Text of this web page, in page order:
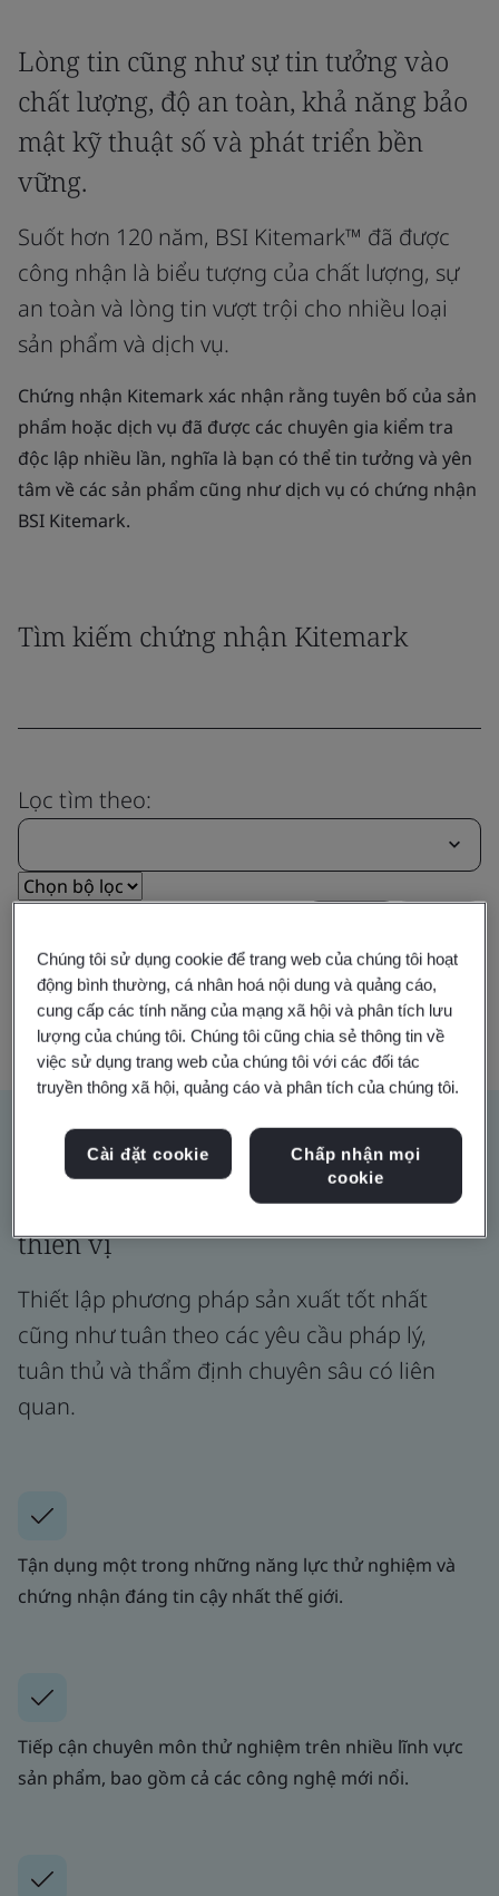
Lòng tin cũng như sự tin tưởng vào
chất lượng, độ an toàn, khả năng bảo
mật kỹ thuật số và phát triển bền
vững.
Suốt hơn 120 năm, BSI Kitemark™ đã được
công nhận là biểu tượng của chất lượng, sự
an toàn và lòng tin vượt trội cho nhiều loại
sản phẩm và dịch vụ.
Chứng nhận Kitemark xác nhận rằng tuyên bố của sản
phẩm hoặc dịch vụ đã được các chuyên gia kiểm tra
độc lập nhiều lần, nghĩa là bạn có thể tin tưởng và yên
tâm về các sản phẩm cũng như dịch vụ có chứng nhận
BSI Kitemark.
Tìm kiếm chứng nhận Kitemark
Lọc tìm theo:
Chứng nhận sản phẩm, dịch vụ và
quy trình một cách độc lập, không
thiên vị
Thiết lập phương pháp sản xuất tốt nhất
cũng như tuân theo các yêu cầu pháp lý,
tuân thủ và thẩm định chuyên sâu có liên
quan.
Tận dụng một trong những năng lực thử nghiệm và
chứng nhận đáng tin cậy nhất thế giới.
Tiếp cận chuyên môn thử nghiệm trên nhiều lĩnh vực
sản phẩm, bao gồm cả các công nghệ mới nổi.
Chúng tôi sử dụng cookie để trang web của chúng tôi hoạt
động bình thường, cá nhân hoá nội dung và quảng cáo,
cung cấp các tính năng của mạng xã hội và phân tích lưu
lượng của chúng tôi. Chúng tôi cũng chia sẻ thông tin về
việc sử dụng trang web của chúng tôi với các đối tác
truyền thông xã hội, quảng cáo và phân tích của chúng tôi.
Cài đặt cookie
Chấp nhận mọi
cookie